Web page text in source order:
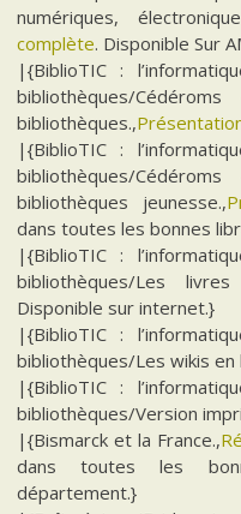
numériques,
complète. Disponible Sur
|{BiblioTIC :
bibliothèques/
bibliothèques.,
|{BiblioTIC :
bibliothèques/
bibliothèques jeunesse.,
dans toutes les bonnes
|{BiblioTIC :
bibliothèques/Les
Disponible sur internet.}
|{BiblioTIC :
bibliothèques/Les wikis en
|{BiblioTIC :
bibliothèques/Version
|{Bismarck et la France.,
dans toutes les
département.}